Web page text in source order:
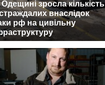
зросла кількість
внаслідок
рф на цивільну